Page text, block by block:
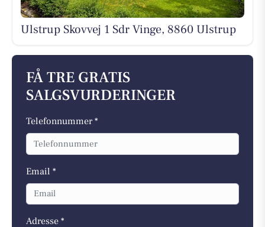
Ulstrup Skovvej 1 Sdr Vinge, 8860 Ulstrup
FÅ TRE GRATIS
SALGSVURDERINGER
Telefonnummer *
Email *
Adresse *